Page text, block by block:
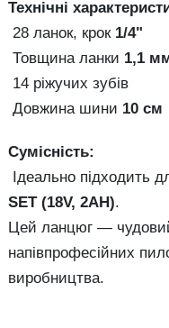
Технічні
28 ланок, крок 1/4"
Товщина ланки 1,1
14 ріжучих зубів
Довжина шини 10 см
Сумісність:
Ідеально підходить
SET (18V, 2AH).
Цей ланцюг —
напівпрофесійних
виробництва.